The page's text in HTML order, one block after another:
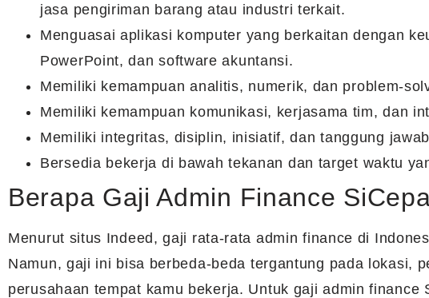
jasa pengiriman barang atau industri terkait.
Menguasai aplikasi komputer yang berkaitan dengan
PowerPoint, dan software akuntansi.
Memiliki kemampuan analitis, numerik, dan problem-
Memiliki kemampuan komunikasi, kerjasama tim, dan
Memiliki integritas, disiplin, inisiatif, dan tanggung
Bersedia bekerja di bawah tekanan dan target waktu
Berapa Gaji Admin Finance
Menurut situs Indeed, gaji rata-rata admin finance di
Namun, gaji ini bisa berbeda-beda tergantung pada lokasi,
perusahaan tempat kamu bekerja. Untuk gaji admin finance